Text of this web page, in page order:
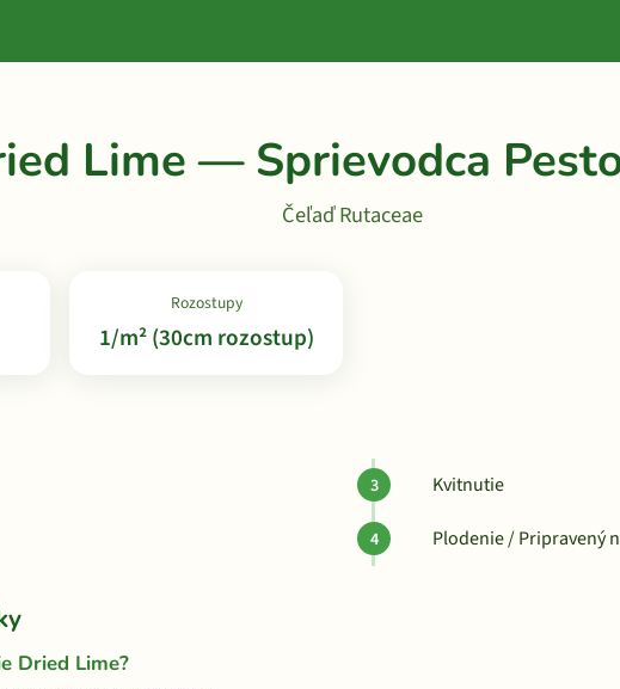
Lime — Sprievodca
Čeľaď Rutaceae
Rozostupy
1/m² (30cm rozostup)
Kvitnutie
Plodenie / Pripravený
Dried Lime?